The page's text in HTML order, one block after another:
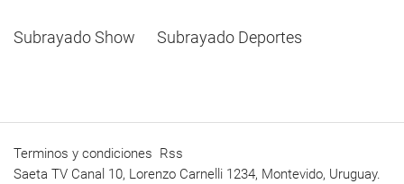
Subrayado Show Subrayado Deportes
Terminos y condiciones Rss
Saeta TV Canal 10, Lorenzo Carnelli 1234, Montevido, Uruguay.